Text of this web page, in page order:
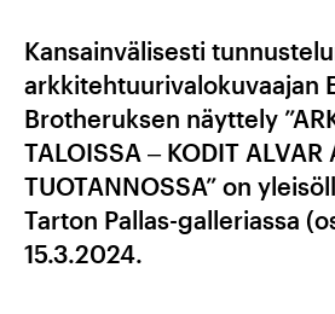
Kansainvälisesti
arkkitehtuurivalokuvaajan
Brotheruksen näyttely
TALOISSA ‒ KODIT ALVAR
TUOTANNOSSA” on
Tarton Pallas-galleriassa
15.3.2024.